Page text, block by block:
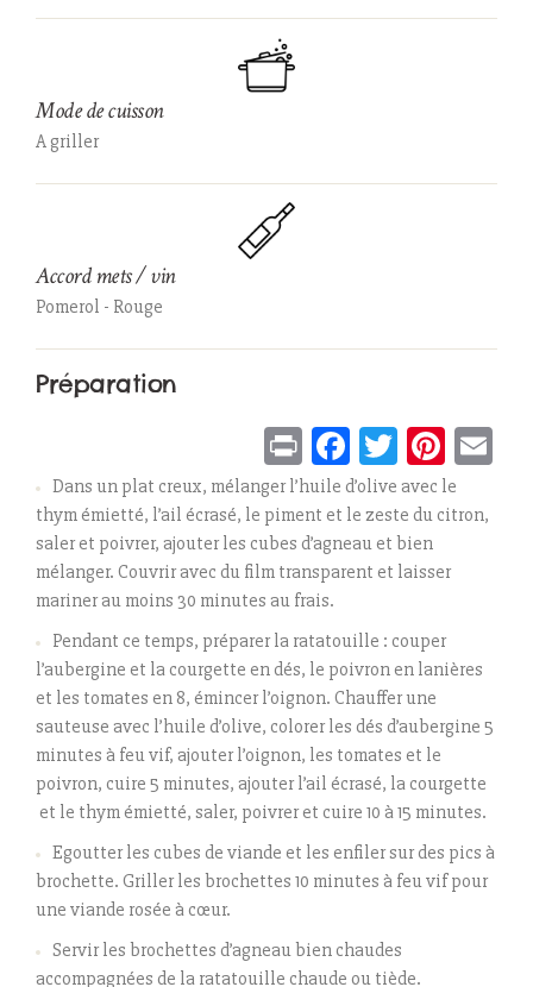
Mode de cuisson
A griller
Accord mets / vin
Pomerol - Rouge
Préparation
PrintFacebook
Twitter
Dans un plat creux, mélanger l’huile d’olive avec le
thym émietté, l’ail écrasé, le piment et le zeste du citron,
saler et poivrer, ajouter les cubes d’agneau et bien
mélanger. Couvrir avec du film transparent et laisser
mariner au moins 30 minutes au frais.
Pendant ce temps, préparer la ratatouille : couper
l’aubergine et la courgette en dés, le poivron en lanières
et les tomates en 8, émincer l’oignon. Chauffer une
sauteuse avec l’huile d’olive, colorer les dés d’aubergine 5
minutes à feu vif, ajouter l’oignon, les tomates et le
poivron, cuire 5 minutes, ajouter l’ail écrasé, la courgette
et le thym émietté, saler, poivrer et cuire 10 à 15 minutes.
Egoutter les cubes de viande et les enfiler sur des pics à
brochette. Griller les brochettes 10 minutes à feu vif pour
une viande rosée à cœur.
Servir les brochettes d’agneau bien chaudes
accompagnées de la ratatouille chaude ou tiède.